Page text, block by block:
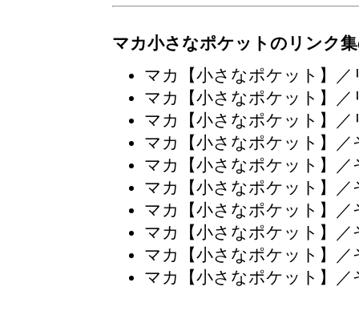
マカ小さなポケットのリンク
マカ【小さなポケット】／
マカ【小さなポケット】／
マカ【小さなポケット】／
マカ【小さなポケット】／
マカ【小さなポケット】／
マカ【小さなポケット】／
マカ【小さなポケット】／
マカ【小さなポケット】／
マカ【小さなポケット】／
マカ【小さなポケット】／